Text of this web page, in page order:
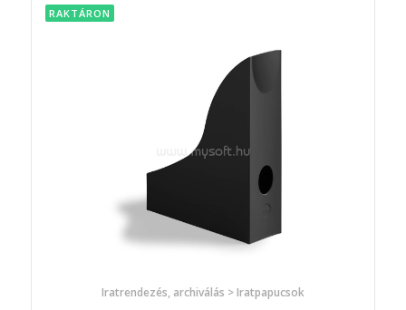
RAKTÁRON
Iratrendezés, archiválás > Iratpapucsok